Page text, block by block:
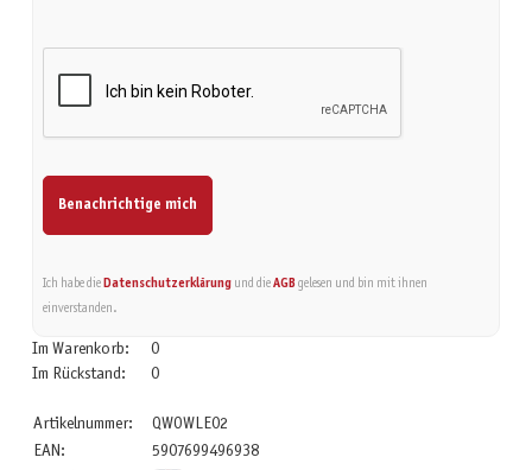
Benachrichtige mich
Ich habe die Datenschutzerklärungund die AGBgelesen und bin mit ihnen
einverstanden.
Im Warenkorb:
0
Im Rückstand:
0
Artikelnummer:
QWOWLE02
EAN:
5907699496938